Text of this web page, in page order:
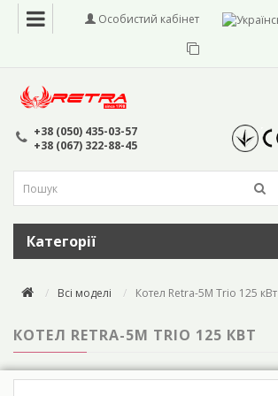
Особистий кабінет
+38 (050) 435-03-57
+38 (067) 322-88-45
Категорії
Всі моделі Котел Retra-5М Trio 125 кВт
КОТЕЛ RETRA-5М TRIO 125 КВТ